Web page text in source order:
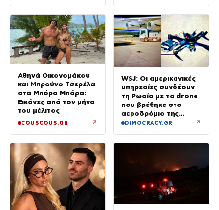
Αθηνά Οικονομάκου
και Μπρούνο Τσερέλα
στα Μπόρα Μπόρα:
Εικόνες από τον μήνα
του μέλιτος
COUSCOUS.GR ↗
WSJ: Οι αμερικανικές
υπηρεσίες συνδέουν
τη Ρωσία με το drone
που βρέθηκε στο
αεροδρόμιο της
Λειψίας
DIMOCRACY.GR ↗